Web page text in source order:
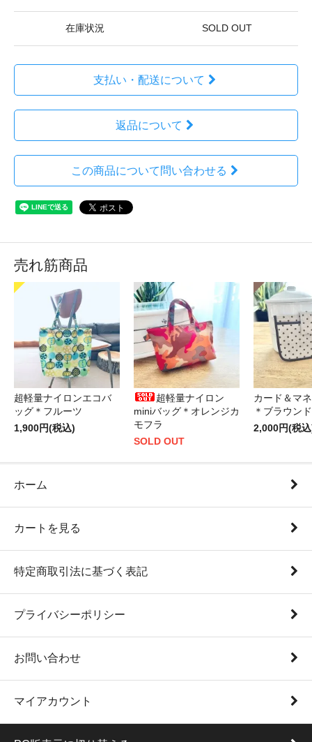
在庫状況 SOLD OUT
支払い・配送について
返品について
この商品について問い合わせる
売れ筋商品
超軽量ナイロンエコバ
ッグ＊フルーツ
1,900円(税込)
超軽量ナイロン
miniバッグ＊オレンジカ
モフラ
SOLD OUT
カード＆マ
＊ブラウン
2,000円(税
ホーム
カートを見る
特定商取引法に基づく表記
プライバシーポリシー
お問い合わせ
マイアカウント